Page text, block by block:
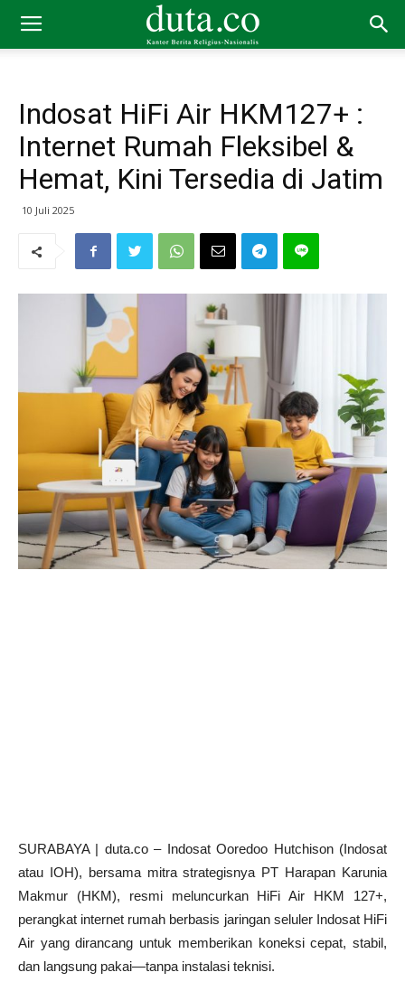
Indosat HiFi Air HKM127+ :
Internet Rumah Fleksibel &
Hemat, Kini Tersedia di Jatim
10 Juli 2025
SURABAYA | duta.co – Indosat Ooredoo Hutchison (Indosat
atau IOH), bersama mitra strategisnya PT Harapan Karunia
Makmur (HKM), resmi meluncurkan HiFi Air HKM 127+,
perangkat internet rumah berbasis jaringan seluler Indosat HiFi
Air yang dirancang untuk memberikan koneksi cepat, stabil,
dan langsung pakai—tanpa instalasi teknisi.